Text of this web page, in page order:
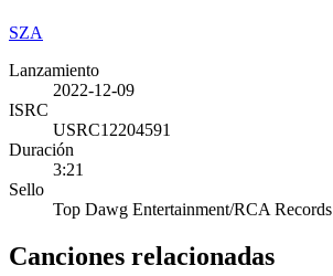
SZA
Lanzamiento
2022-12-09
ISRC
USRC12204591
Duración
3:21
Sello
Top Dawg Entertainment/RCA Records
Canciones relacionadas